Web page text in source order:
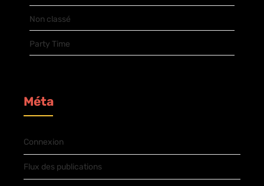
Non classé
Party Time
Méta
Connexion
Flux des publications